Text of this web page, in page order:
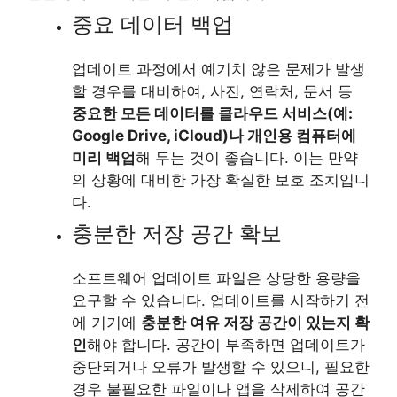
중요 데이터 백업
업데이트 과정에서 예기치 않은 문제가 발생
할 경우를 대비하여, 사진, 연락처, 문서 등
중요한 모든 데이터를 클라우드 서비스(예:
Google Drive, iCloud)나 개인용 컴퓨터에
미리 백업해 두는 것이 좋습니다. 이는 만약
의 상황에 대비한 가장 확실한 보호 조치입니
다.
충분한 저장 공간 확보
소프트웨어 업데이트 파일은 상당한 용량을
요구할 수 있습니다. 업데이트를 시작하기 전
에 기기에 충분한 여유 저장 공간이 있는지 확
인해야 합니다. 공간이 부족하면 업데이트가
중단되거나 오류가 발생할 수 있으니, 필요한
경우 불필요한 파일이나 앱을 삭제하여 공간